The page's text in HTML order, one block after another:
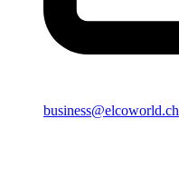
business@elcoworld.ch